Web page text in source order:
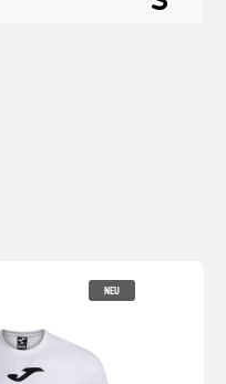
NEU